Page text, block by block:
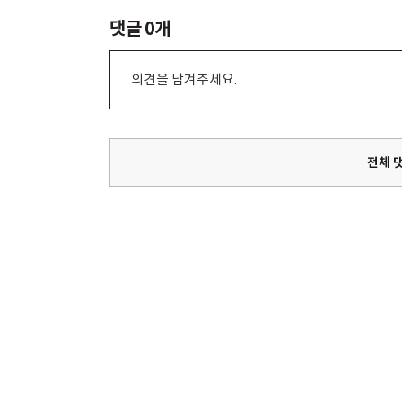
댓글0개
의견을 남겨주세요.
전체